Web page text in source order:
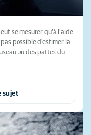
se mesurer qu'à l'aide
possible d'estimer la
ou des pattes du
sujet